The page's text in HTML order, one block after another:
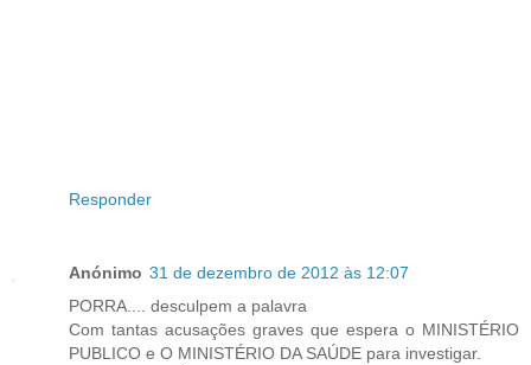
Responder
Anónimo 31 de dezembro de 2012 às 12:07
PORRA.... desculpem a palavra
Com tantas acusações graves que espera o MINISTÉRIO
PUBLICO e O MINISTÉRIO DA SAÚDE para investigar.